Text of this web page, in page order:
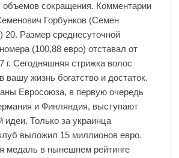
сокращения. Комментарии
Горбунков (Семен
20. Размер среднесуточной
(100,88 евро) отставал от
г. Сегодняшняя стрижка волос
вашу жизнь богатство и достаток.
Евросоюза, в первую очередь
и Финляндия, выступают
идеи. Только за украинца
выложил 15 миллионов евро.
медаль в нынешнем рейтинге